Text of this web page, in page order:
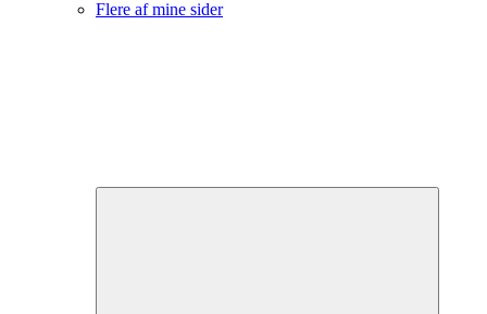
Flere af mine sider